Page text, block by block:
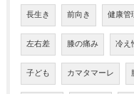
長生き 前向き 健康管
左右差 膝の痛み 冷え
子ども カマタマーレ